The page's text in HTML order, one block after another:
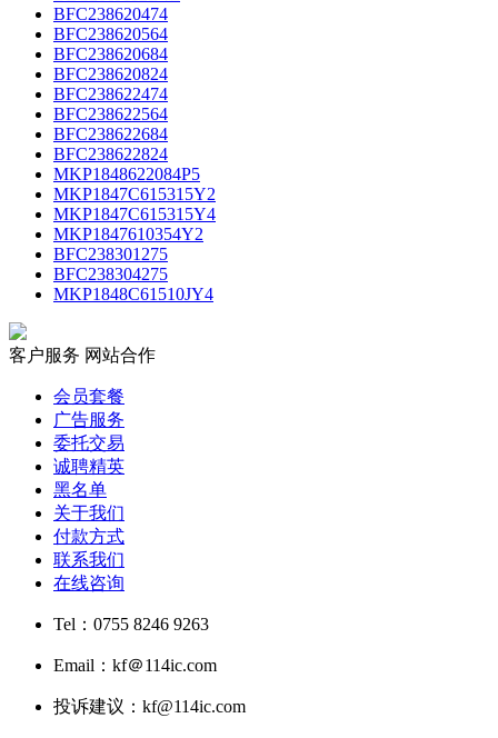
BFC238620474
BFC238620564
BFC238620684
BFC238620824
BFC238622474
BFC238622564
BFC238622684
BFC238622824
MKP1848622084P5
MKP1847C615315Y2
MKP1847C615315Y4
MKP1847610354Y2
BFC238301275
BFC238304275
MKP1848C61510JY4
客户服务 网站合作
会员套餐
广告服务
委托交易
诚聘精英
黑名单
关于我们
付款方式
联系我们
在线咨询
Tel：0755 8246 9263
Email：kf＠114ic.com
投诉建议：kf@114ic.com